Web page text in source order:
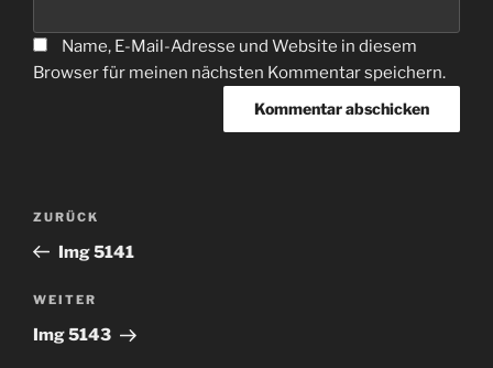
Name, E-Mail-Adresse und Website in diesem
Browser für meinen nächsten Kommentar speichern.
Beitragsnavigation
Vorheriger
Beitrag
ZURÜCK
Img 5141
Nächster
Beitrag
WEITER
Img 5143